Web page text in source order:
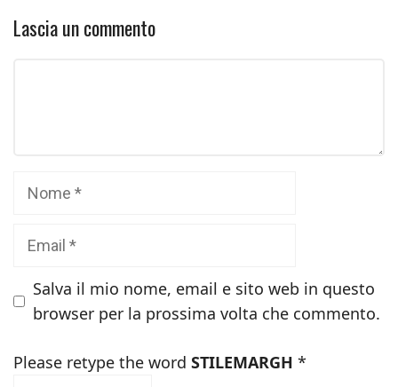
Lascia un commento
Salva il mio nome, email e sito web in questo
browser per la prossima volta che commento.
Please retype the word STILEMARGH *